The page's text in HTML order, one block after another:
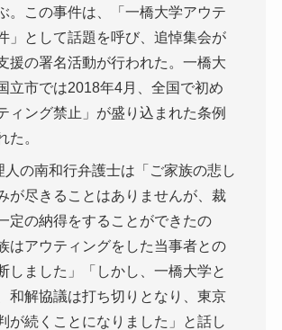
。この事件は、「一橋大学アウテ
」として話題を呼び、追悼集会が
援の署名活動が行われた。一橋大
立市では2018年4月、全国で初め
ィング禁止」が盛り込まれた条例
た。
人の南和行弁護士は「ご家族の悲し
が尽きることはありませんが、裁
定の納得をすることができたの
はアウティングをした当事者との
しました」「しかし、一橋大学と
和解協議は打ち切りとなり、東京
が続くことになりました」と話し